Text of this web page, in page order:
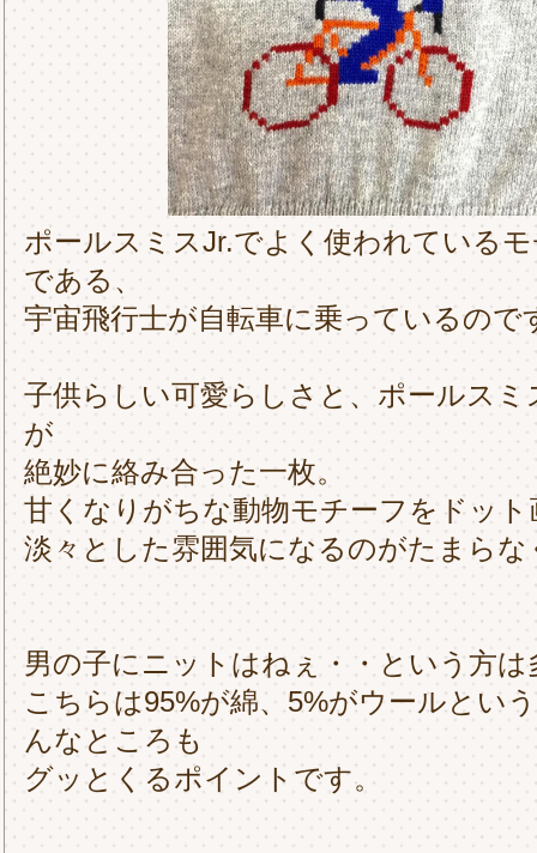
ポールスミスJr.でよく使われている
である、
宇宙飛行士が自転車に乗っているので
子供らしい可愛らしさと、ポールス
が
絶妙に絡み合った一枚。
甘くなりがちな動物モチーフをドッ
淡々とした雰囲気になるのがたまら
男の子にニットはねぇ・・という方
こちらは95%が綿、5%がウールとい
んなところも
グッとくるポイントです。